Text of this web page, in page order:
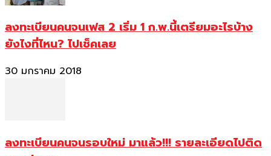
ลงทะเบียนคนจนเฟส 2 เริ่ม 1 ก.พ.นี้เตรียมอะไรบ้าง
ยังไงที่ไหน? ไปเช็คเลย
30 มกราคม 2018
ลงทะเบียนคนจนรอบใหม่ มาแล้ว!!! รายละเอียดไปติด